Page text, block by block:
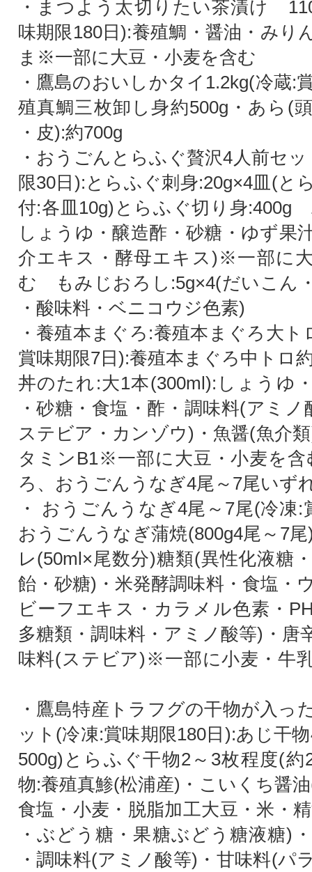
・まつよう太切りたい茶漬け
味期限180日):養殖鯛・醤油・みり
ま※一部に大豆・小麦を含む
・鷹島のおいしかタイ1.2kg(冷蔵:
殖真鯛三枚卸し身約500g・あら(
・皮):約700g
・おうごんとらふぐ贅沢4人前セ
限30日):とらふぐ刺身:20g×4皿(と
付:各皿10g)とらふぐ切り身:400g
しょうゆ・醸造酢・砂糖・ゆず果
介エキス・酵母エキス)※一部に
む もみじおろし:5g×4(だいこん
・酸味料・ベニコウジ色素)
・養殖本まぐろ:養殖本まぐろ大ト
賞味期限7日):養殖本まぐろ中トロ
丼のたれ:大1本(300ml):しょうゆ
・砂糖・食塩・酢・調味料(アミ
ステビア・カンゾウ)・魚醤(魚介
タミンB1※一部に大豆・小麦を
ろ、おうごんうなぎ4尾～7尾い
・ おうごんうなぎ4尾～7尾(冷凍:
おうごんうなぎ蒲焼(800g4尾～7
レ(50ml×尾数分)糖類(異性化液糖
飴・砂糖)・米発酵調味料・食塩・
ビーフエキス・カラメル色素・
多糖類・調味料・アミノ酸等)・唐
味料(ステビア)※一部に小麦・牛
・鷹島特産トラフグの干物が入っ
ット(冷凍:賞味期限180日):あじ干
500g)とらふぐ干物2～3枚程度(
物:養殖真鯵(松浦産)・こいくち醤
食塩・小麦・脱脂加工大豆・米・
・ぶどう糖・果糖ぶどう糖液糖)
・調味料(アミノ酸等)・甘味料(パ